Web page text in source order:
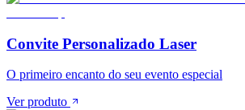
Convite Personalizado Laser
O primeiro encanto do seu evento especial
Ver produto